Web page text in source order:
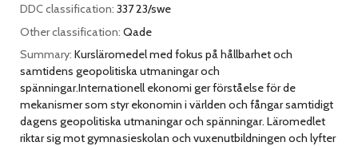
DDC classification: 337 23/swe
Other classification: Qade
Summary: Kursläromedel med fokus på hållbarhet och
samtidens geopolitiska utmaningar och
spänningar.Internationell ekonomi ger förståelse för de
mekanismer som styr ekonomin i världen och fångar samtidigt
dagens geopolitiska utmaningar och spänningar. Läromedlet
riktar sig mot gymnasieskolan och vuxenutbildningen och lyfter